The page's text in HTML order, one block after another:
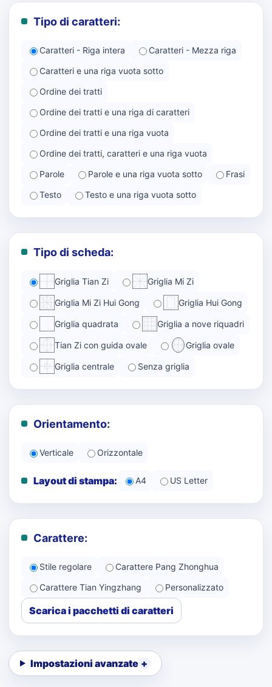
Tipo di caratteri:
Caratteri - Riga intera
Caratteri - Mezza riga
Caratteri e una riga vuota sotto
Ordine dei tratti
Ordine dei tratti e una riga di caratteri
Ordine dei tratti e una riga vuota
Ordine dei tratti, caratteri e una riga vuota
Parole
Parole e una riga vuota sotto
Frasi
Testo
Testo e una riga vuota sotto
Tipo di scheda:
Griglia Tian Zi Griglia Mi Zi
Griglia Mi Zi Hui Gong Griglia Hui Gong
Griglia quadrata Griglia a nove riquadri
Tian Zi con guida ovale Griglia ovale
Griglia centrale Senza griglia
Orientamento:
Verticale Orizzontale
Layout di stampa: A4 US Letter
Carattere:
Stile regolare
Carattere Pang Zhonghua
Carattere Tian Yingzhang
Personalizzato
Scarica i pacchetti di caratteri
Impostazioni avanzate